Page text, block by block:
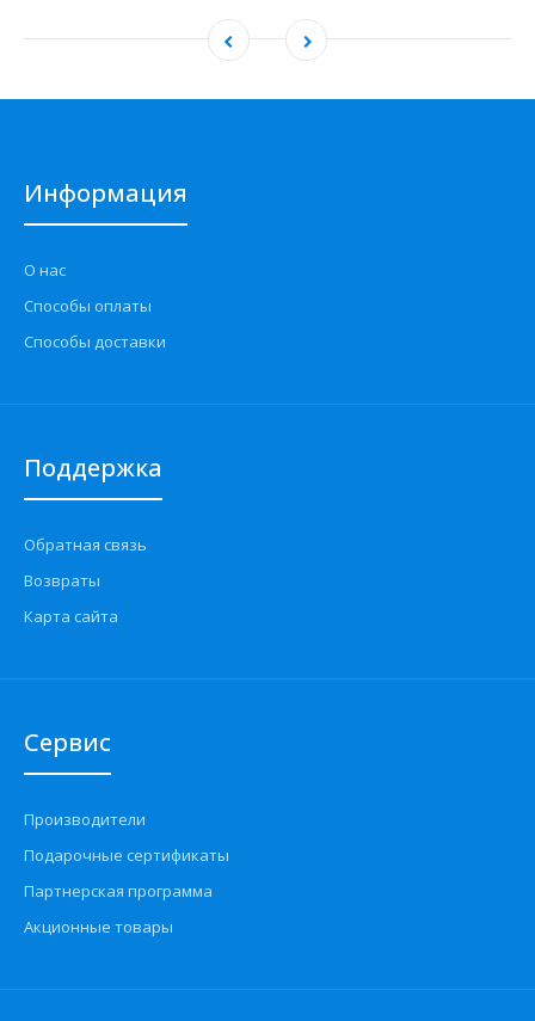
Информация
О нас
Способы оплаты
Способы доставки
Поддержка
Обратная связь
Возвраты
Карта сайта
Сервис
Производители
Подарочные сертификаты
Партнерская программа
Акционные товары